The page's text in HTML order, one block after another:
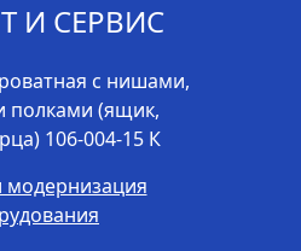
И СЕРВИС
модернизация